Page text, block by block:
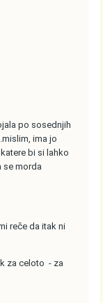
po sosednjih
ima jo
bi si lahko
se morda
reče da itak ni
za celoto - za